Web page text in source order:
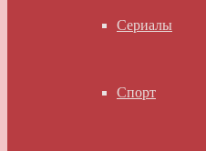
Сериалы
Спорт